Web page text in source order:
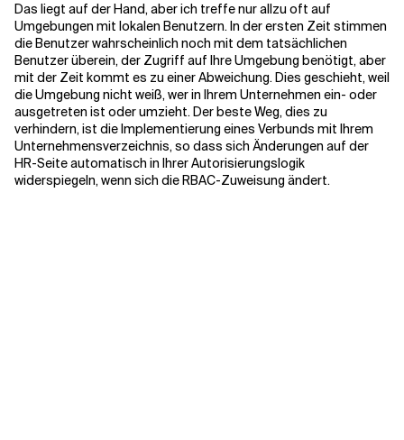
Das liegt auf der Hand, aber ich treffe nur allzu oft auf
Umgebungen mit lokalen Benutzern. In der ersten Zeit stimmen
die Benutzer wahrscheinlich noch mit dem tatsächlichen
Benutzer überein, der Zugriff auf Ihre Umgebung benötigt, aber
mit der Zeit kommt es zu einer Abweichung. Dies geschieht, weil
die Umgebung nicht weiß, wer in Ihrem Unternehmen ein- oder
ausgetreten ist oder umzieht. Der beste Weg, dies zu
verhindern, ist die Implementierung eines Verbunds mit Ihrem
Unternehmensverzeichnis, so dass sich Änderungen auf der
HR-Seite automatisch in Ihrer Autorisierungslogik
widerspiegeln, wenn sich die RBAC-Zuweisung ändert.